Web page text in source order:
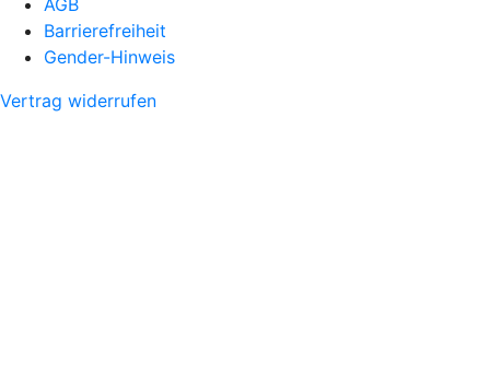
Barrierefreiheit
Gender-Hinweis
Vertrag widerrufen